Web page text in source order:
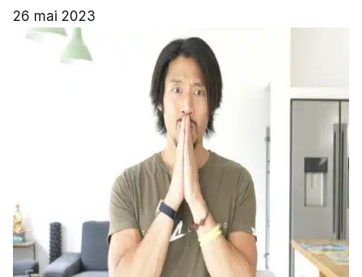
26 mai 2023